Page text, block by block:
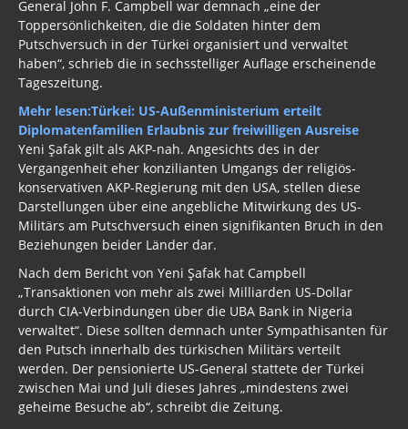
General John F. Campbell war demnach „eine der
Toppersönlichkeiten, die die Soldaten hinter dem
Putschversuch in der Türkei organisiert und verwaltet
haben“, schrieb die in sechsstelliger Auflage erscheinende
Tageszeitung.
Mehr lesen:Türkei: US-Außenministerium erteilt
Diplomatenfamilien Erlaubnis zur freiwilligen Ausreise
Yeni Şafak gilt als AKP-nah. Angesichts des in der
Vergangenheit eher konzilianten Umgangs der religiös-
konservativen AKP-Regierung mit den USA, stellen diese
Darstellungen über eine angebliche Mitwirkung des US-
Militärs am Putschversuch einen signifikanten Bruch in den
Beziehungen beider Länder dar.
Nach dem Bericht von Yeni Şafak hat Campbell
„Transaktionen von mehr als zwei Milliarden US-Dollar
durch CIA-Verbindungen über die UBA Bank in Nigeria
verwaltet“. Diese sollten demnach unter Sympathisanten für
den Putsch innerhalb des türkischen Militärs verteilt
werden. Der pensionierte US-General stattete der Türkei
zwischen Mai und Juli dieses Jahres „mindestens zwei
geheime Besuche ab“, schreibt die Zeitung.